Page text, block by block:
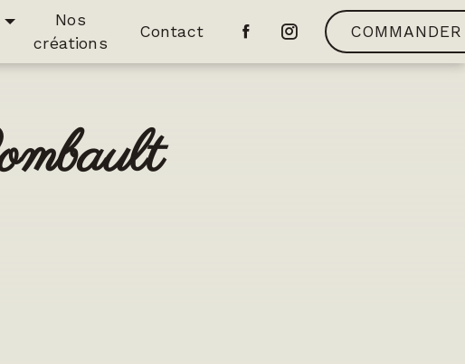
Nos
créations
Contact COMMANDER